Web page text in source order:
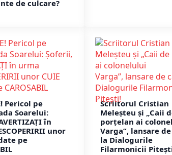
de culcare?
Pericol pe
Soarelui:
în
unor
pe
Scriitorul Cristian
Meleșteu și „Caii
porțelan ai
Varga”, lansare
la Dialogurile
Filarmonicii